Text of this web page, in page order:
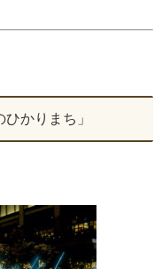
かりまち」